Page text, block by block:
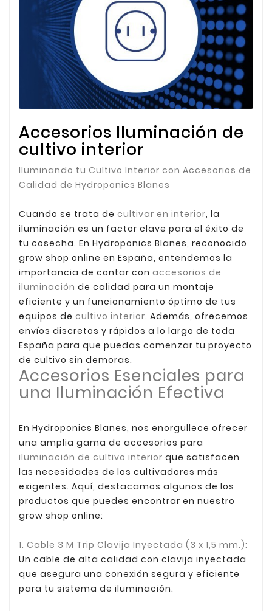
Accesorios Iluminación de
cultivo interior
Iluminando tu Cultivo Interior con Accesorios de
Calidad de Hydroponics Blanes
Cuando se trata de cultivar en interior, la
iluminación es un factor clave para el éxito de
tu cosecha. En Hydroponics Blanes, reconocido
grow shop online en España, entendemos la
importancia de contar con accesorios de
iluminación de calidad para un montaje
eficiente y un funcionamiento óptimo de tus
equipos de cultivo interior. Además, ofrecemos
envíos discretos y rápidos a lo largo de toda
España para que puedas comenzar tu proyecto
de cultivo sin demoras.
Accesorios Esenciales para
una Iluminación Efectiva
En Hydroponics Blanes, nos enorgullece ofrecer
una amplia gama de accesorios para
iluminación de cultivo interior que satisfacen
las necesidades de los cultivadores más
exigentes. Aquí, destacamos algunos de los
productos que puedes encontrar en nuestro
grow shop online:
1. Cable 3 M Trip Clavija Inyectada (3 x 1,5 mm.):
Un cable de alta calidad con clavija inyectada
que asegura una conexión segura y eficiente
para tu sistema de iluminación.